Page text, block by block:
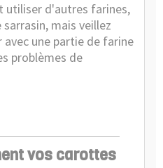
utiliser d'autres farines,
mais veillez
une partie de farine
problèmes de
vos carottes